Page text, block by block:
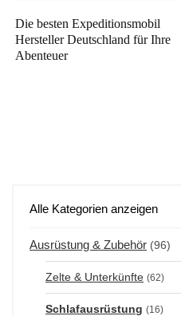
Die besten Expeditionsmobil
Hersteller Deutschland für Ihre
Abenteuer
Alle Kategorien anzeigen
Ausrüstung & Zubehör (96)
Zelte & Unterkünfte (62)
Schlafausrüstung (16)